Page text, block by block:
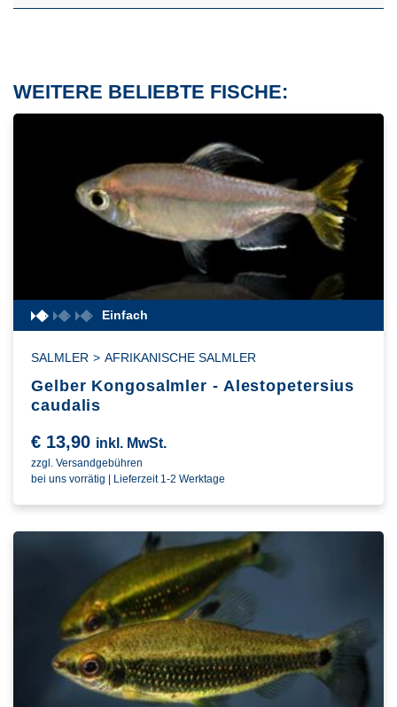
WEITERE BELIEBTE FISCHE:
Einfach
SALMLER > AFRIKANISCHE SALMLER
Gelber Kongosalmler - Alestopetersius
caudalis
€ 13,90 inkl. MwSt.
zzgl. Versandgebühren
bei uns vorrätig | Lieferzeit 1-2 Werktage